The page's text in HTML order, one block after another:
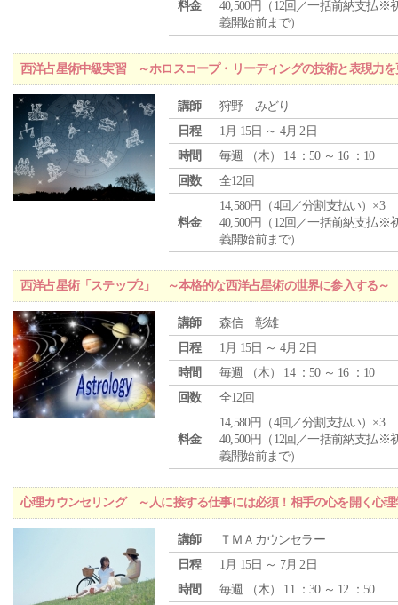
料金
40,500円（12回／一括前納支払※
義開始前まで）
西洋占星術中級実習 ～ホロスコープ・リーディングの技術と表現力
講師
狩野 みどり
日程
1月 15日 ～ 4月 2日
時間
毎週 （木） 14 ：50 ～ 16 ：10
回数
全12回
料金
14,580円（4回／分割支払い）×3
40,500円（12回／一括前納支払※
義開始前まで）
西洋占星術「ステップ2」 ～本格的な西洋占星術の世界に参入する～
講師
森信 彰雄
日程
1月 15日 ～ 4月 2日
時間
毎週 （木） 14 ：50 ～ 16 ：10
回数
全12回
料金
14,580円（4回／分割支払い）×3
40,500円（12回／一括前納支払※
義開始前まで）
心理カウンセリング ～人に接する仕事には必須！相手の心を開く心理
講師
ＴＭＡカウンセラー
日程
1月 15日 ～ 7月 2日
時間
毎週 （木） 11 ：30 ～ 12 ：50